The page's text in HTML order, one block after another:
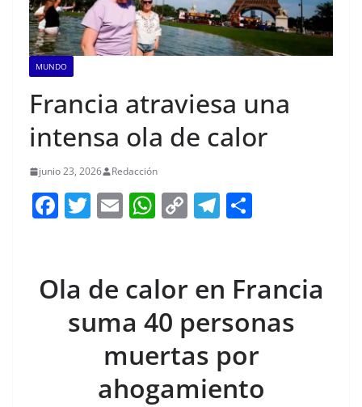
MUNDO
Francia atraviesa una
intensa ola de calor
junio 23, 2026 Redacción
F
e
b
o
T
er
E
l
W
s
A
p
p
C
y
Li
n
k
T
gr
a
m
e
Ola de calor en Francia
suma 40 personas
muertas por
ahogamiento